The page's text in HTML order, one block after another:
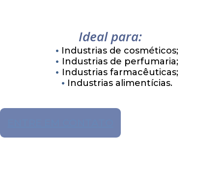
Ideal para:
Industrias de cosméticos;
Industrias de perfumaria;
Industrias farmacêuticas;
Industrias alimentícias.